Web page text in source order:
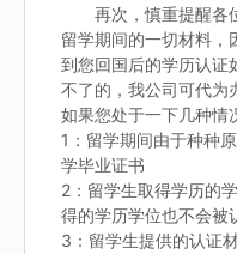
再次，慎重提醒各
留学期间的一切材料，
到您回国后的学历认证
不了的，我公司可代为
如果您处于一下几种情
1：留学期间由于种种
学毕业证书
2：留学生取得学历的
得的学历学位也不会被
3：留学生提供的认证